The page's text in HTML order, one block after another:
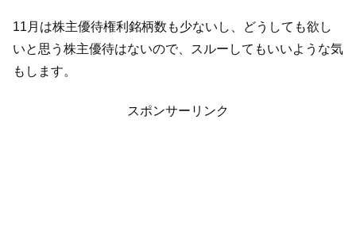
11月は株主優待権利銘柄数も少ないし、どうしても欲し
いと思う株主優待はないので、スルーしてもいいような気
もします。
スポンサーリンク